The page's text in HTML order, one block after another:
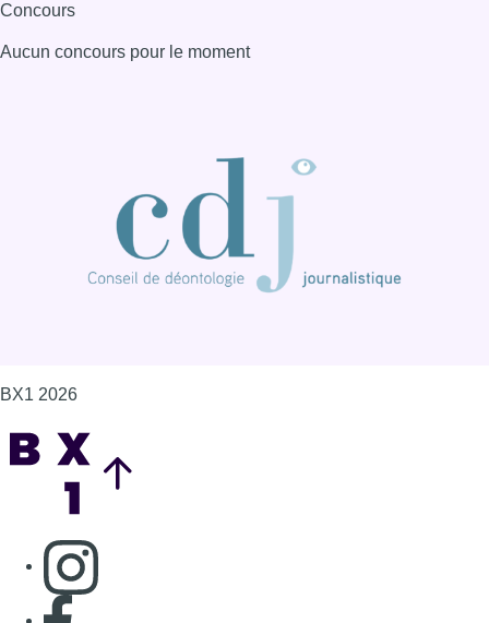
Concours
Aucun concours pour le moment
BX1 2026
Consulter page Instagram
Consulter page Facebook